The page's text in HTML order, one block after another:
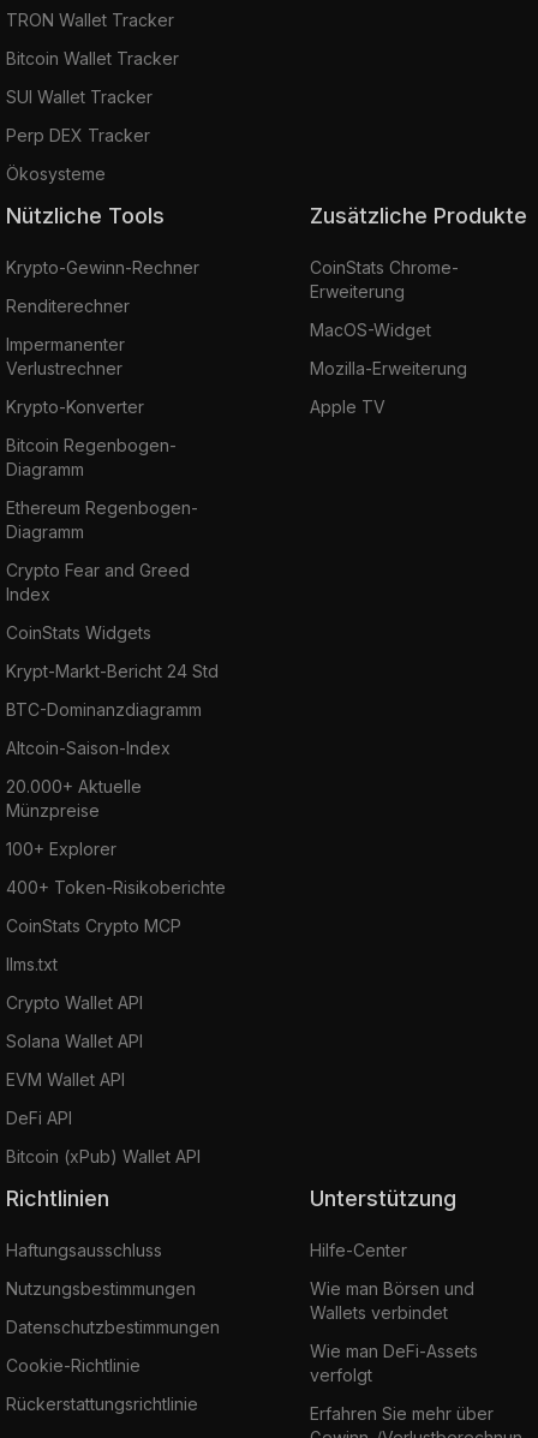
TRON Wallet Tracker
Bitcoin Wallet Tracker
SUI Wallet Tracker
Perp DEX Tracker
Ökosysteme
Nützliche Tools
Krypto-Gewinn-Rechner
Renditerechner
Impermanenter
Verlustrechner
Krypto-Konverter
Bitcoin Regenbogen-
Diagramm
Ethereum Regenbogen-
Diagramm
Crypto Fear and Greed
Index
CoinStats Widgets
Krypt-Markt-Bericht 24 Std
BTC-Dominanzdiagramm
Altcoin-Saison-Index
20.000+ Aktuelle
Münzpreise
100+ Explorer
400+ Token-Risikoberichte
CoinStats Crypto MCP
llms.txt
Crypto Wallet API
Solana Wallet API
EVM Wallet API
DeFi API
Bitcoin (xPub) Wallet API
Zusätzliche Produkte
CoinStats Chrome-
Erweiterung
MacOS-Widget
Mozilla-Erweiterung
Apple TV
Richtlinien
Haftungsausschluss
Nutzungsbestimmungen
Datenschutzbestimmungen
Cookie-Richtlinie
Rückerstattungsrichtlinie
Unterstützung
Hilfe-Center
Wie man Börsen und
Wallets verbindet
Wie man DeFi-Assets
verfolgt
Erfahren Sie mehr über